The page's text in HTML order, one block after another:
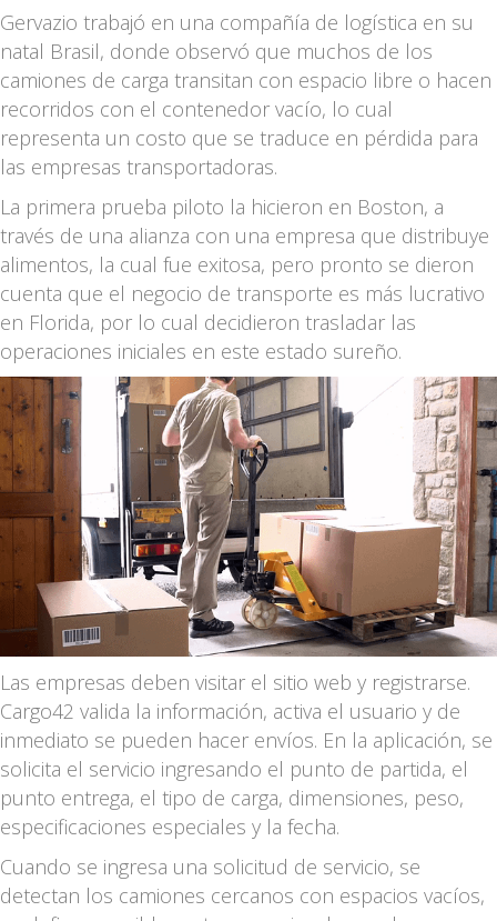
Gervazio trabajó en una compañía de logística en su
natal Brasil, donde observó que muchos de los
camiones de carga transitan con espacio libre o hacen
recorridos con el contenedor vacío, lo cual
representa un costo que se traduce en pérdida para
las empresas transportadoras.
La primera prueba piloto la hicieron en Boston, a
través de una alianza con una empresa que distribuye
alimentos, la cual fue exitosa, pero pronto se dieron
cuenta que el negocio de transporte es más lucrativo
en Florida, por lo cual decidieron trasladar las
operaciones iniciales en este estado sureño.
Las empresas deben visitar el sitio web y registrarse.
Cargo42 valida la información, activa el usuario y de
inmediato se pueden hacer envíos. En la aplicación, se
solicita el servicio ingresando el punto de partida, el
punto entrega, el tipo de carga, dimensiones, peso,
especificaciones especiales y la fecha.
Cuando se ingresa una solicitud de servicio, se
detectan los camiones cercanos con espacios vacíos,